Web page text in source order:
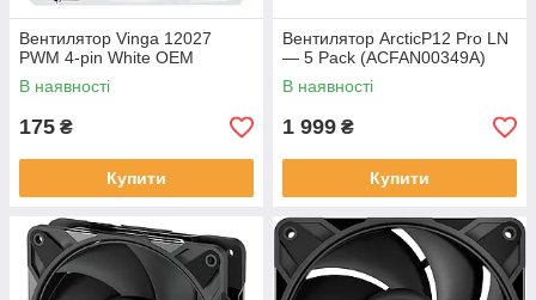
Вентилятор Vinga 12027
PWM 4-pin White ОЕМ
В наявності
175 ₴
Купити
Вентилятор ArcticP12 Pro LN
— 5 Pack (ACFAN00349A)
В наявності
1 999 ₴
Купити